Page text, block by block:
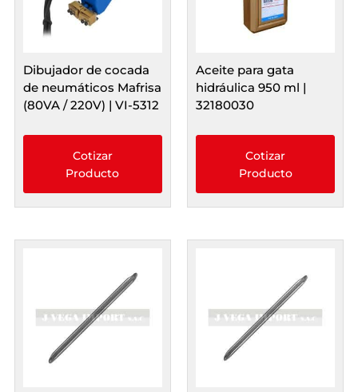
Dibujador de cocada
de neumáticos Mafrisa
(80VA / 220V) | VI-5312
Cotizar
Producto
Aceite para gata
hidráulica 950 ml |
32180030
Cotizar
Producto